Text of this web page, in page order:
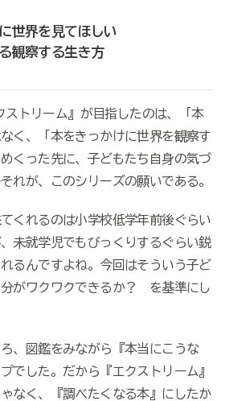
世界を見てほしい
観察する生き方
ストリーム』が目指したのは、「本
く、「本をきっかけに世界を観察す
くった先に、子どもたち自身の気づ
それが、このシリーズの願いである。
くれるのは小学校低学年前後ぐらい
未就学児でもびっくりするぐらい鋭
るんですよね。今回はそういう子ど
がワクワクできるか？ を基準にし
、図鑑をみながら『本当にこうな
でした。だから『エクストリーム』
なく、『調べたくなる本』にしたか